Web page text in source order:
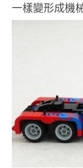
一樣變形成機